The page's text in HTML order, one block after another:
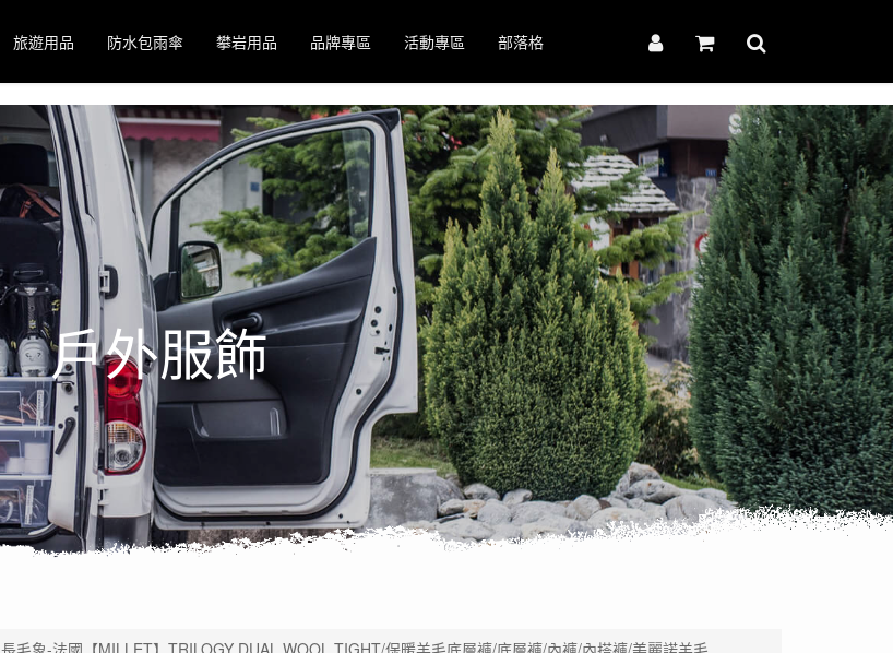
旅遊用品 防水包雨傘 攀岩用品 品牌專區 活動專區 部落格
戶外服飾
長毛象-法國【MILLET】TRILOGY DUAL WOOL TIGHT/保暖羊毛底層褲/底層褲/內褲/內搭褲/美麗諾羊毛